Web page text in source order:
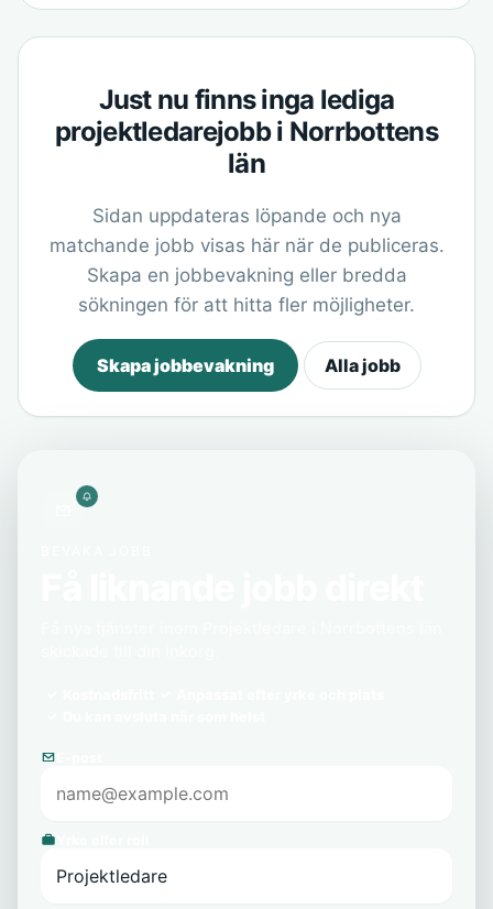
Just nu finns inga lediga
projektledarejobb i Norrbottens
län
Sidan uppdateras löpande och nya
matchande jobb visas här när de publiceras.
Skapa en jobbevakning eller bredda
sökningen för att hitta fler möjligheter.
Skapa jobbevakning Alla jobb